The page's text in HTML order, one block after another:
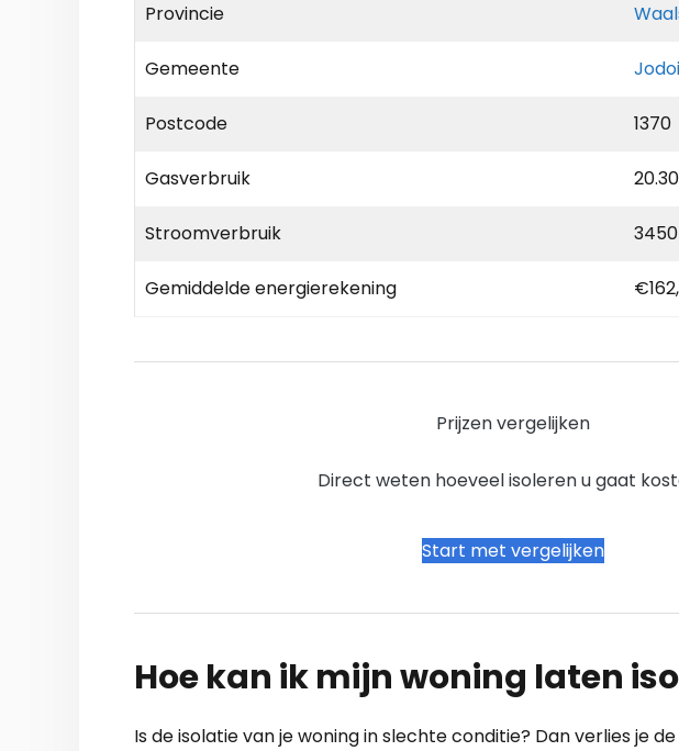
Provincie
Gemeente
Postcode 1370
Gasverbruik
Stroomverbruik
Gemiddelde energierekening
Prijzen vergelijken
Direct weten hoeveel isoleren u gaat
Start met vergelijken
Hoe kan ik mijn woning laten
Is de isolatie van je woning in slechte conditie? Dan verlies je